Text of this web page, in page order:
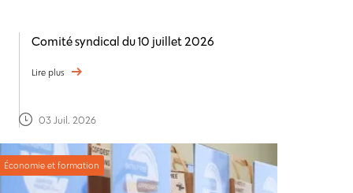
Comité syndical du 10 juillet 2026
Lire plus
03 Juil. 2026
Économie et formation